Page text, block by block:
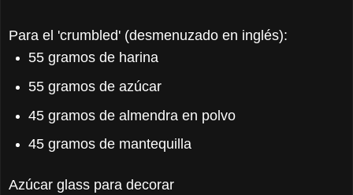
Para el 'crumbled' (desmenuzado en inglés):
55 gramos de harina
55 gramos de azúcar
45 gramos de almendra en polvo
45 gramos de mantequilla
Azúcar glass para decorar